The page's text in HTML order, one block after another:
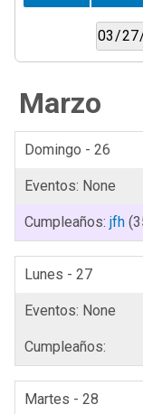
Marzo
Domingo - 26
jfh
Lunes - 27
Martes - 28